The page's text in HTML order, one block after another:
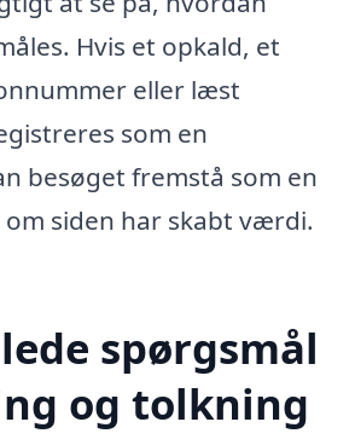
Hvis et opkald, et
eller læst
som en
besøget fremstå som en
om siden har skabt værdi.
spørgsmål
og tolkning